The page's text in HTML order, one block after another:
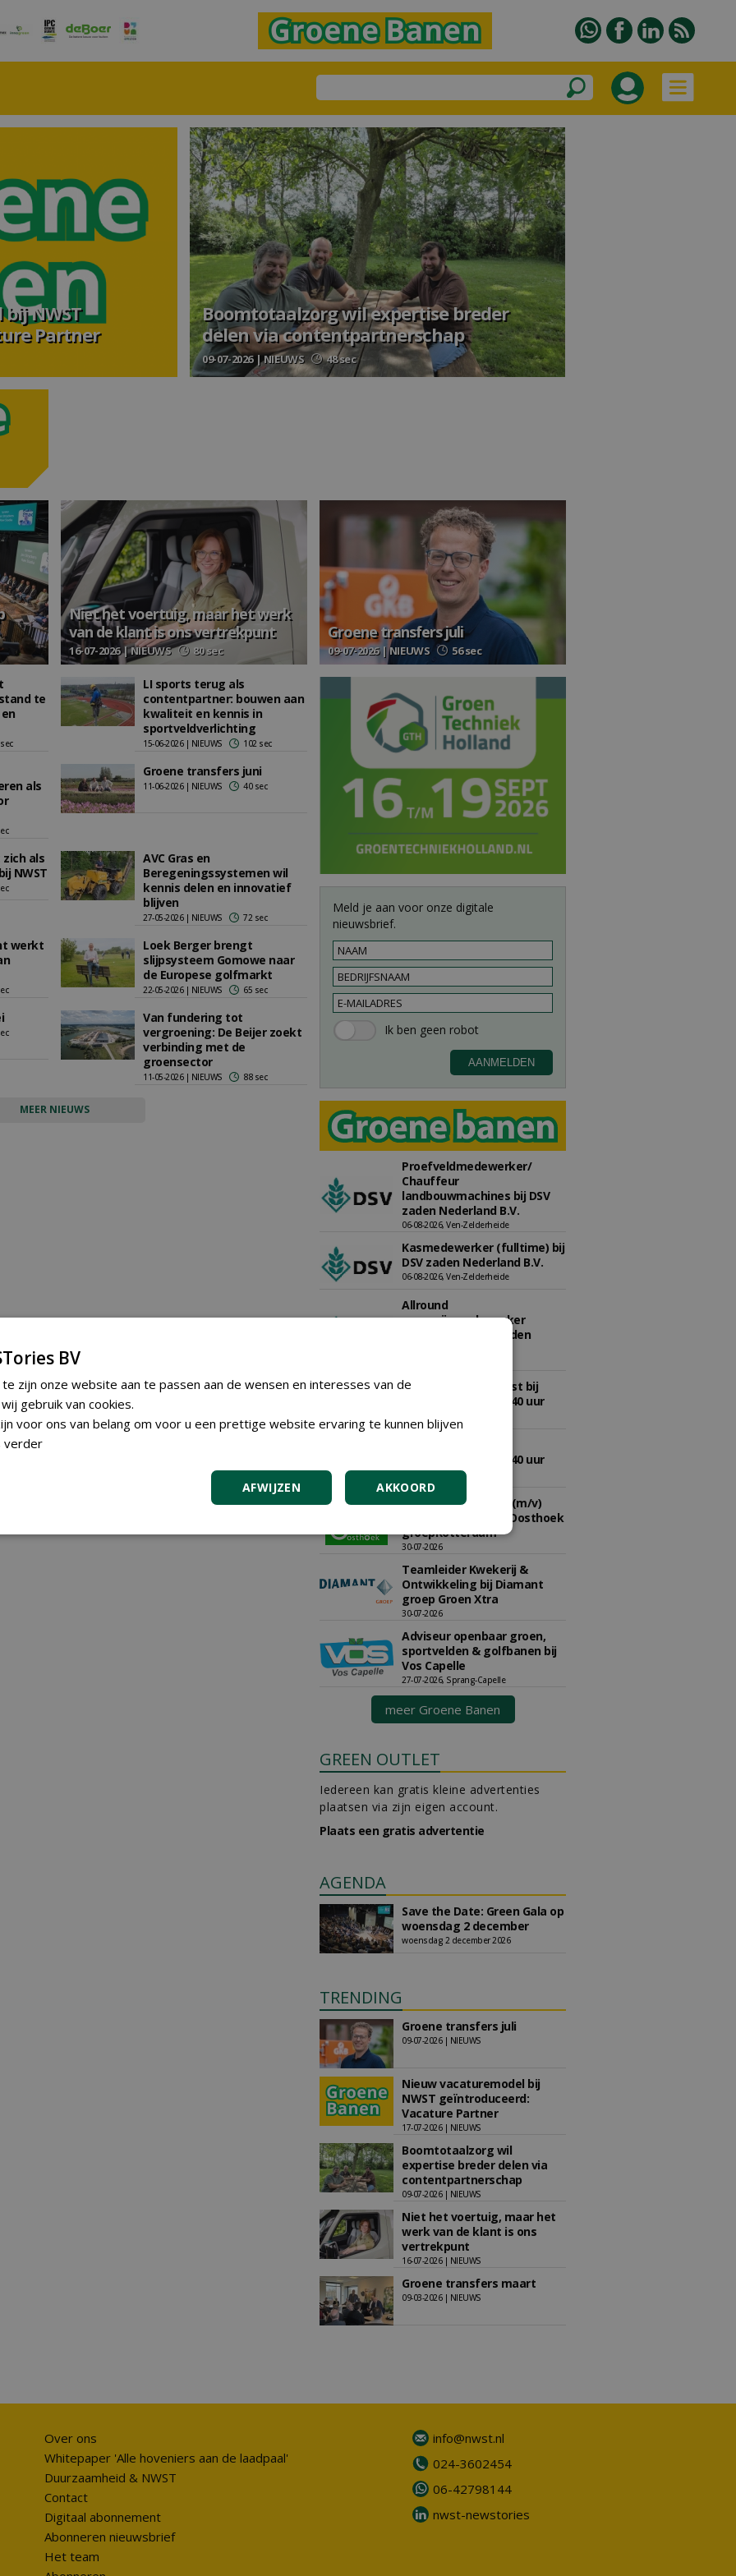
NWST
Partner
Boomtotaalzorg wil expertise breder
delen via contentpartnerschap
09-07-2026 | NIEUWS 48 sec
Niet het voertuig, maar het werk
van de klant is ons vertrekpunt
16-07-2026 | NIEUWS 80 sec
Groene transfers juli
09-07-2026 | NIEUWS 56 sec
te
LI sports terug als
contentpartner: bouwen aan
kwaliteit en kennis in
sportveldverlichting
15-06-2026 | NIEUWS 102 sec
als
Groene transfers juni
11-06-2026 | NIEUWS 40 sec
als
NWST
AVC Gras en
Beregeningssystemen wil
kennis delen en innovatief
blijven
27-05-2026 | NIEUWS 72 sec
werkt
Loek Berger brengt
slijpsysteem Gomowe naar
de Europese golfmarkt
22-05-2026 | NIEUWS 65 sec
Van fundering tot
vergroening: De Beijer zoekt
verbinding met de
groensector
11-05-2026 | NIEUWS 88 sec
MEER NIEUWS
Meld je aan voor onze digitale
nieuwsbrief.
Proefveldmedewerker/
Chauffeur
landbouwmachines bij DSV
zaden Nederland B.V.
06-08-2026, Ven-Zelderheide
Kasmedewerker (fulltime) bij
DSV zaden Nederland B.V.
06-08-2026, Ven-Zelderheide
Allround
magazijnmedewerker
(fulltime) bij DSV zaden
Groeiplaats specialist bij
Boomtotaalzorg32-40 uur
Boomtotaalzorg24-40 uur
30-07-2026, Schalkwijk
Hoofdgreenkeeper (m/v)
Golfbaan KralingenOosthoek
groepRotterdam
30-07-2026
Teamleider Kwekerij &
Ontwikkeling bij Diamant
groep Groen Xtra
30-07-2026
Adviseur openbaar groen,
sportvelden & golfbanen bij
Vos Capelle
27-07-2026, Sprang-Capelle
meer Groene Banen
GREEN OUTLET
Iedereen kan gratis kleine advertenties
plaatsen via zijn eigen account.
Plaats een gratis advertentie
AGENDA
Save the Date: Green Gala op
woensdag 2 december
woensdag 2 december 2026
TRENDING
Groene transfers juli
09-07-2026 | NIEUWS
Nieuw vacaturemodel bij
NWST geïntroduceerd:
Vacature Partner
17-07-2026 | NIEUWS
Boomtotaalzorg wil
expertise breder delen via
contentpartnerschap
09-07-2026 | NIEUWS
Niet het voertuig, maar het
werk van de klant is ons
vertrekpunt
16-07-2026 | NIEUWS
Groene transfers maart
09-03-2026 | NIEUWS
Over ons
Whitepaper 'Alle hoveniers aan de laadpaal'
Duurzaamheid & NWST
Contact
Digitaal abonnement
Abonneren nieuwsbrief
Het team
info@nwst.nl
024-3602454
06-42798144
nwst-newstories
BV
zijn onze website aan te passen aan de wensen en interesses van de
gebruik van cookies.
voor ons van belang om voor u een prettige website ervaring te kunnen blijven
verder
AKKOORD
AFWIJZEN